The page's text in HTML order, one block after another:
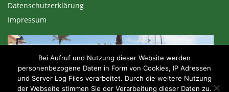
Datenschutzerklärung
Impressum
Bei Aufruf und Nutzung dieser Website werden
personenbezogene Daten in Form von Cookies, IP Adressen
und Server Log Files verarbeitet. Durch die weitere Nutzung
der Webseite stimmen Sie der Verarbeitung dieser Daten zu.